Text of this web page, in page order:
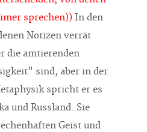
sprechen)) In den
Notizen verrät
die amtierenden
sind, aber in der
spricht er es
und Russland. Sie
Geist und